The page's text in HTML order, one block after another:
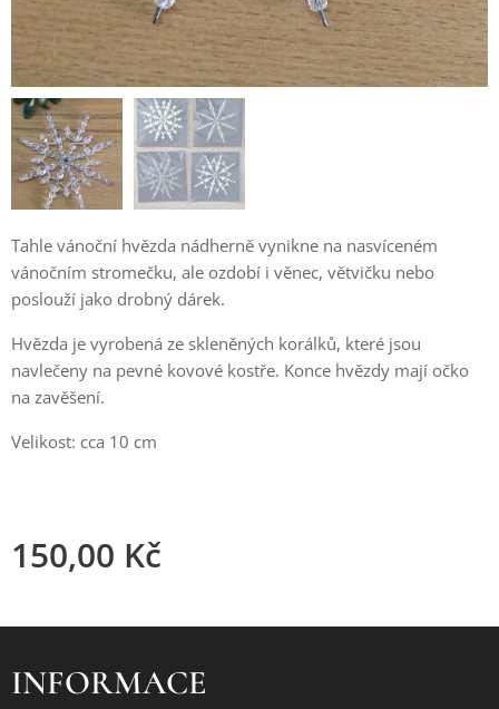
Tahle vánoční hvězda nádherně vynikne na nasvíceném
vánočním stromečku, ale ozdobí i věnec, větvičku nebo
poslouží jako drobný dárek.
Hvězda je vyrobená ze skleněných korálků, které jsou
navlečeny na pevné kovové kostře. Konce hvězdy mají očko
na zavěšení.
Velikost: cca 10 cm
150,00 Kč
INFORMACE